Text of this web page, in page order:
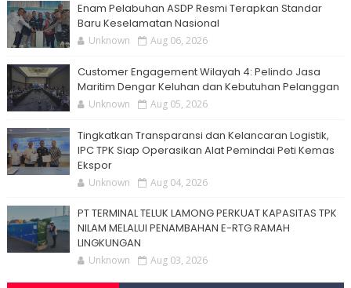
Enam Pelabuhan ASDP Resmi Terapkan Standar
Baru Keselamatan Nasional
Unknown Aug 06, 2026
Customer Engagement Wilayah 4: Pelindo Jasa
Maritim Dengar Keluhan dan Kebutuhan Pelanggan
Unknown Aug 05, 2026
Tingkatkan Transparansi dan Kelancaran Logistik,
IPC TPK Siap Operasikan Alat Pemindai Peti Kemas
Ekspor
Unknown Aug 04, 2026
PT TERMINAL TELUK LAMONG PERKUAT KAPASITAS TPK
NILAM MELALUI PENAMBAHAN E-RTG RAMAH
LINGKUNGAN
Unknown Aug 03, 2026